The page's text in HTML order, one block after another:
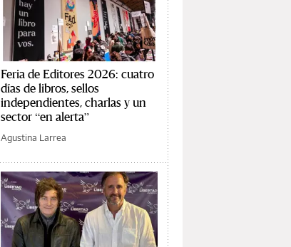
Feria de Editores 2026: cuatro
días de libros, sellos
independientes, charlas y un
sector “en alerta”
Agustina Larrea